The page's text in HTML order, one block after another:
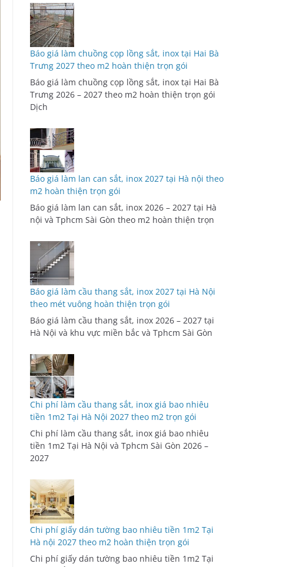
Báo giá làm chuồng cọp lồng sắt, inox tại Hai Bà
Trưng 2027 theo m2 hoàn thiện trọn gói
Báo giá làm chuồng cọp lồng sắt, inox tại Hai Bà
Trưng 2026 – 2027 theo m2 hoàn thiện trọn gói
Dịch
Báo giá làm lan can sắt, inox 2027 tại Hà nội theo
m2 hoàn thiện trọn gói
Báo giá làm lan can sắt, inox 2026 – 2027 tại Hà
nội và Tphcm Sài Gòn theo m2 hoàn thiện trọn
Báo giá làm cầu thang sắt, inox 2027 tại Hà Nội
theo mét vuông hoàn thiện trọn gói
Báo giá làm cầu thang sắt, inox 2026 – 2027 tại
Hà Nội và khu vực miền bắc và Tphcm Sài Gòn
Chi phí làm cầu thang sắt, inox giá bao nhiêu
tiền 1m2 Tại Hà Nội 2027 theo m2 trọn gói
Chi phí làm cầu thang sắt, inox giá bao nhiêu
tiền 1m2 Tại Hà Nội và Tphcm Sài Gòn 2026 –
2027
Chi phí giấy dán tường bao nhiêu tiền 1m2 Tại
Hà nội 2027 theo m2 hoàn thiện trọn gói
Chi phí giấy dán tường bao nhiêu tiền 1m2 Tại